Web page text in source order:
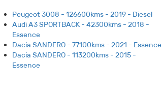
Peugeot 3008 - 126600kms - 2019 - Diesel
Audi A3 SPORTBACK - 42300kms - 2018 -
Essence
Dacia SANDERO - 77100kms - 2021 - Essence
Dacia SANDERO - 113200kms - 2015 -
Essence